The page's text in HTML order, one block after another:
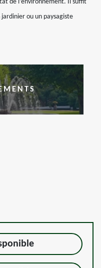
de l’environnement. Il suffit
ou un paysagiste